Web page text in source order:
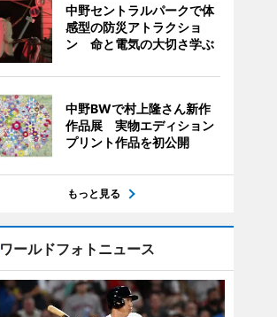
中野セントラルパークで体
感型の防災アトラクショ
ン 命と電気の大切さ学ぶ
中野BWで村上隆さん新作
作品展 実物エディション
プリント作品を初公開
もっと見る
ワールドフォトニュース